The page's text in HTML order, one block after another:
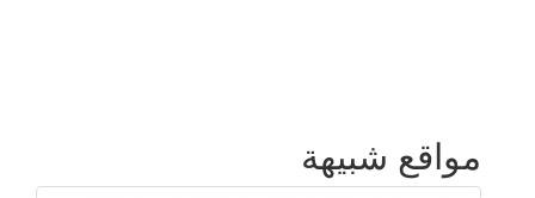
مواقع شبيهة